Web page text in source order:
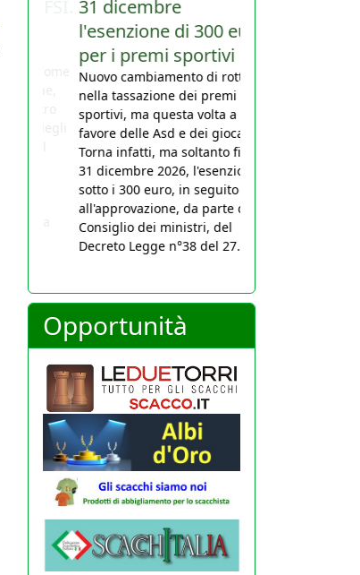
31 dicembre
l'esenzione di 300 euro
per i premi sportivi
Nuovo cambiamento di rotta
nella tassazione dei premi
sportivi, ma questa volta a
favore delle Asd e dei giocatori.
Torna infatti, ma soltanto fino al
31 dicembre 2026, l'esenzione
sotto i 300 euro, in seguito
all'approvazione, da parte del
Consiglio dei ministri, del
Decreto Legge n°38 del 27...
Opportunità